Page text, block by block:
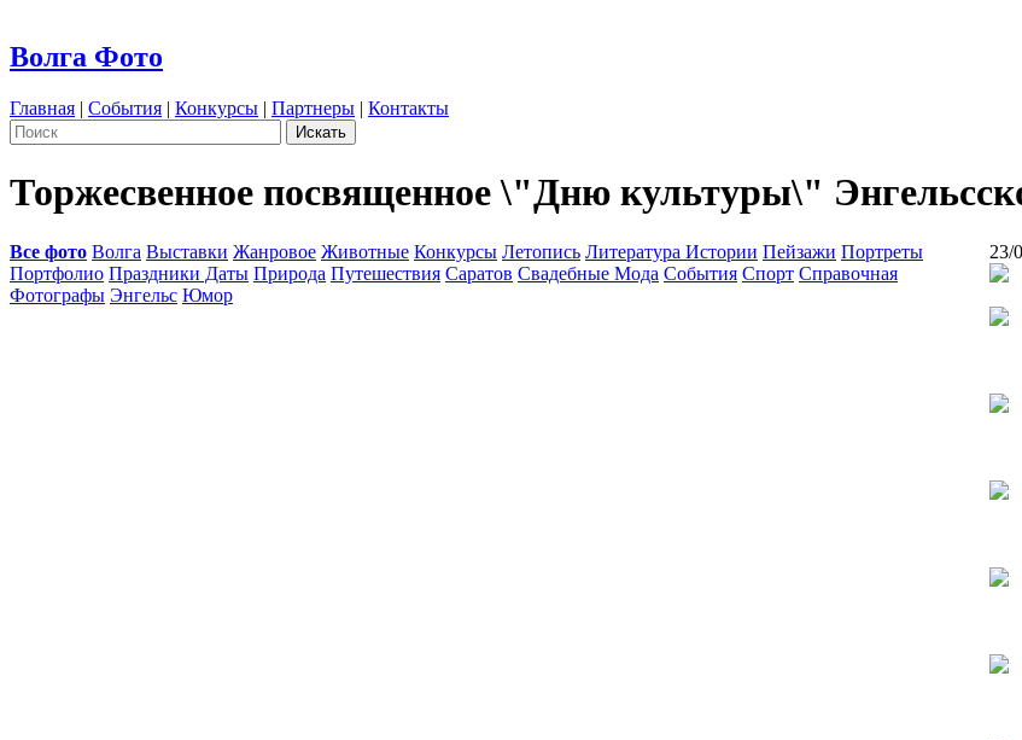
Волга Фото
Главная | События | Конкурсы | Партнеры | Контакты
Торжесвенное посвященное \"Дню культуры\"
Все фото Волга Выставки Жанровое Животные Конкурсы Летопись Литература Истории Пейзажи Портреты
Портфолио Праздники Даты Природа Путешествия Саратов Свадебные Мода События Спорт Справочная
Фотографы Энгельс Юмор
23/